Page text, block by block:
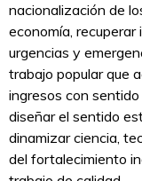
nacionalización de
economía,
urgencias y
trabajo popular que
ingresos con
diseñar el sentido
dinamizar ciencia,
del fortalecimiento